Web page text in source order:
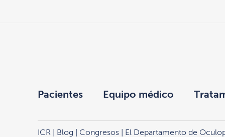
Pacientes Equipo médico
ICR Blog Congresos| El Departamento de